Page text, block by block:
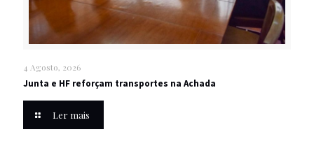
4 Agosto, 2026
Junta e HF reforçam transportes na Achada
Ler mais